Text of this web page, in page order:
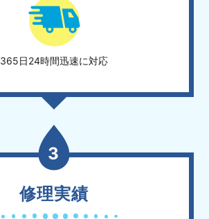
365日24時間迅速に対応
3
修理実績